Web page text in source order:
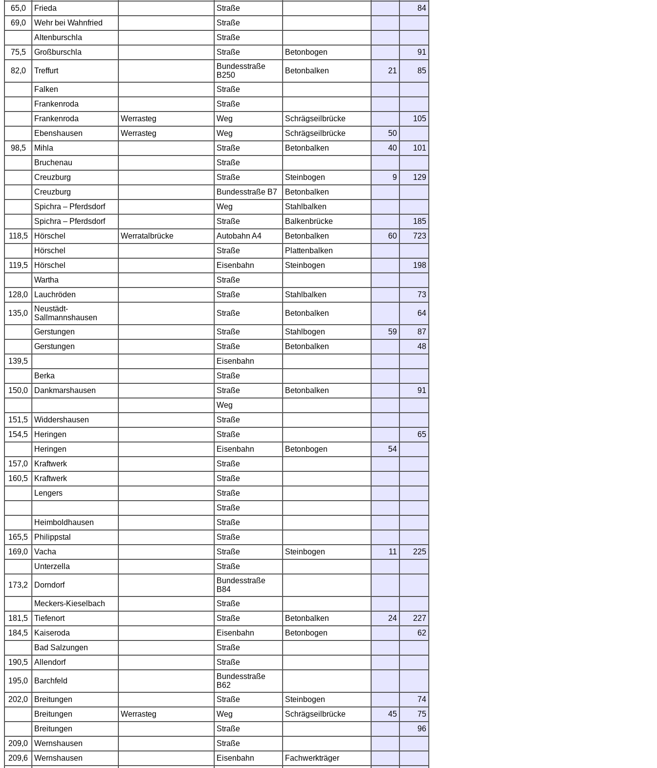
65,0
Frieda Straße
84
69,0
Wehr bei Wahnfried
Straße
Altenburschla
Straße
75,5
Großburschla Straße Betonbogen 91
82,0 Treffurt
Bundesstraße
B250
Betonbalken 21 85
Falken
Straße
Frankenroda
Straße
Frankenroda
Werrasteg Weg Schrägseilbrücke
105
Ebenshausen
Werrasteg Weg Schrägseilbrücke
50
98,5
Mihla Straße Betonbalken 40
101
Bruchenau
Straße
Creuzburg
Straße Steinbogen 9
129
Creuzburg
Bundesstraße B7
Betonbalken
Spichra – Pferdsdorf
Weg
Stahlbalken
Spichra – Pferdsdorf
Straße Balkenbrücke
185
118,5
Hörschel Werratalbrücke Autobahn A4 Betonbalken 60
723
Hörschel
Straße
Plattenbalken
119,5
Hörschel Eisenbahn Steinbogen
198
Wartha
Straße
128,0
Lauchröden Straße Stahlbalken 73
135,0
Neustädt-
Sallmannshausen
Straße Betonbalken 64
Gerstungen Straße Stahlbogen 59
87
Gerstungen
Straße Betonbalken
48
139,5
Eisenbahn
Berka
Straße
150,0
Dankmarshausen Straße Betonbalken
91
Weg
151,5
Widdershausen
Straße
154,5
Heringen Straße
65
Heringen
Eisenbahn Betonbogen
54
157,0
Kraftwerk
Straße
160,5
Kraftwerk
Straße
Lengers
Straße
Straße
Heimboldhausen
Straße
165,5
Philippstal
Straße
169,0
Vacha Straße Steinbogen 11
225
Unterzella
Straße
173,2 Dorndorf
Bundesstraße
B84
Meckers-Kieselbach
Straße
181,5
Tiefenort Straße Betonbalken 24
227
184,5
Kaiseroda Eisenbahn Betonbogen
62
Bad Salzungen
Straße
190,5
Allendorf Straße
195,0 Barchfeld
Bundesstraße
B62
202,0
Breitungen Straße Steinbogen
74
Breitungen
Werrasteg Weg Schrägseilbrücke 45
75
Breitungen
Straße
96
209,0
Wernshausen
Straße
209,6
Wernshausen Eisenbahn
Fachwerkträger